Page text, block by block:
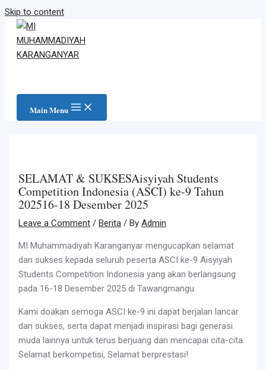
Skip to content
Main Menu
SELAMAT & SUKSESAisyiyah Students
Competition Indonesia (ASCI) ke-9 Tahun
202516-18 Desember 2025
Leave a Comment /Berita / ByAdmin
MI Muhammadiyah Karanganyar mengucapkan selamat
dan sukses kepada seluruh peserta ASCI ke-9 Aisyiyah
Students Competition Indonesia yang akan berlangsung
pada 16-18 Desember 2025 di Tawangmangu.
Kami doakan semoga ASCI ke-9 ini dapat berjalan lancar
dan sukses, serta dapat menjadi inspirasi bagi generasi
muda lainnya untuk terus berjuang dan mencapai cita-cita.
Selamat berkompetisi, Selamat berprestasi!